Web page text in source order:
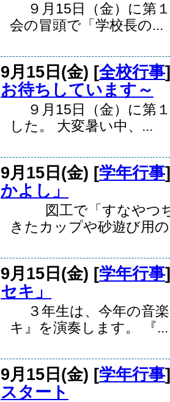
９月15日（金）に第
会の冒頭で「学校長の...
9月15日(金) [全校行事
お待ちしています～
９月15日（金）に第
した。 大変暑い中、...
9月15日(金) [学年行事
かよし」
図工で「すなやつち
きたカップや砂遊び用
9月15日(金) [学年行事
セキ」
３年生は、今年の音楽
キ』を演奏します。 『...
9月15日(金) [学年行事
スタート